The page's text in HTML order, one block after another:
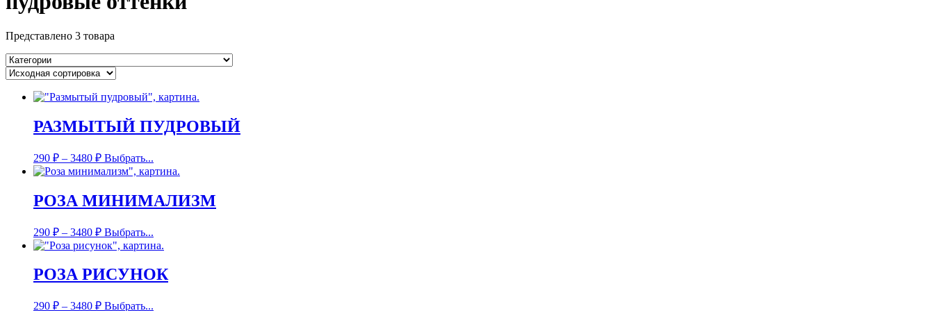
Представлено 3 товара
РАЗМЫТЫЙ ПУДРОВЫЙ
290 ₽ – 3480 ₽ Выбрать...
РОЗА МИНИМАЛИЗМ
290 ₽ – 3480 ₽ Выбрать...
РОЗА РИСУНОК
290 ₽ – 3480 ₽ Выбрать...